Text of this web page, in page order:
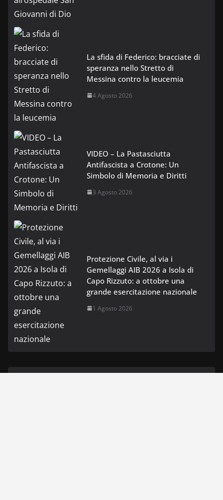
La sfida di Federico: bracciate di
speranza nello Stretto di
Messina contro la leucemia
4 Agosto 2026
VIDEO – La Pastasciutta
Antifascista a Crotone: Un
Simbolo di Memoria e Diritti
3 Agosto 2026
Protezione Civile, al via i
Gemellaggi AIB 2026 a Isola di
Capo Rizzuto: a ottobre una
grande esercitazione nazionale
1 Agosto 2026